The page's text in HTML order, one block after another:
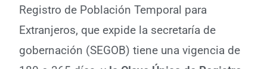
Registro de Población Temporal para
Extranjeros, que expide la secretaría de
gobernación (SEGOB) tiene una vigencia de